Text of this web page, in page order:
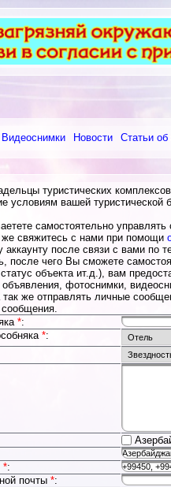
Видеоснимки Новости Статьи
туристических
условиям вашей
самостоятельно
свяжитесь с нами при помощи
аккаунту после связи с вами по
после чего Вы сможете
объекта ит.д.), вам
объявления, фотоснимки,
так же отправлять личные
сообщения.
*:
*:
*:
почты *: